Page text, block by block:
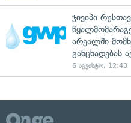
ჯივიპი
არეალში
განცხადებას
6 აგვისტო, 12:40